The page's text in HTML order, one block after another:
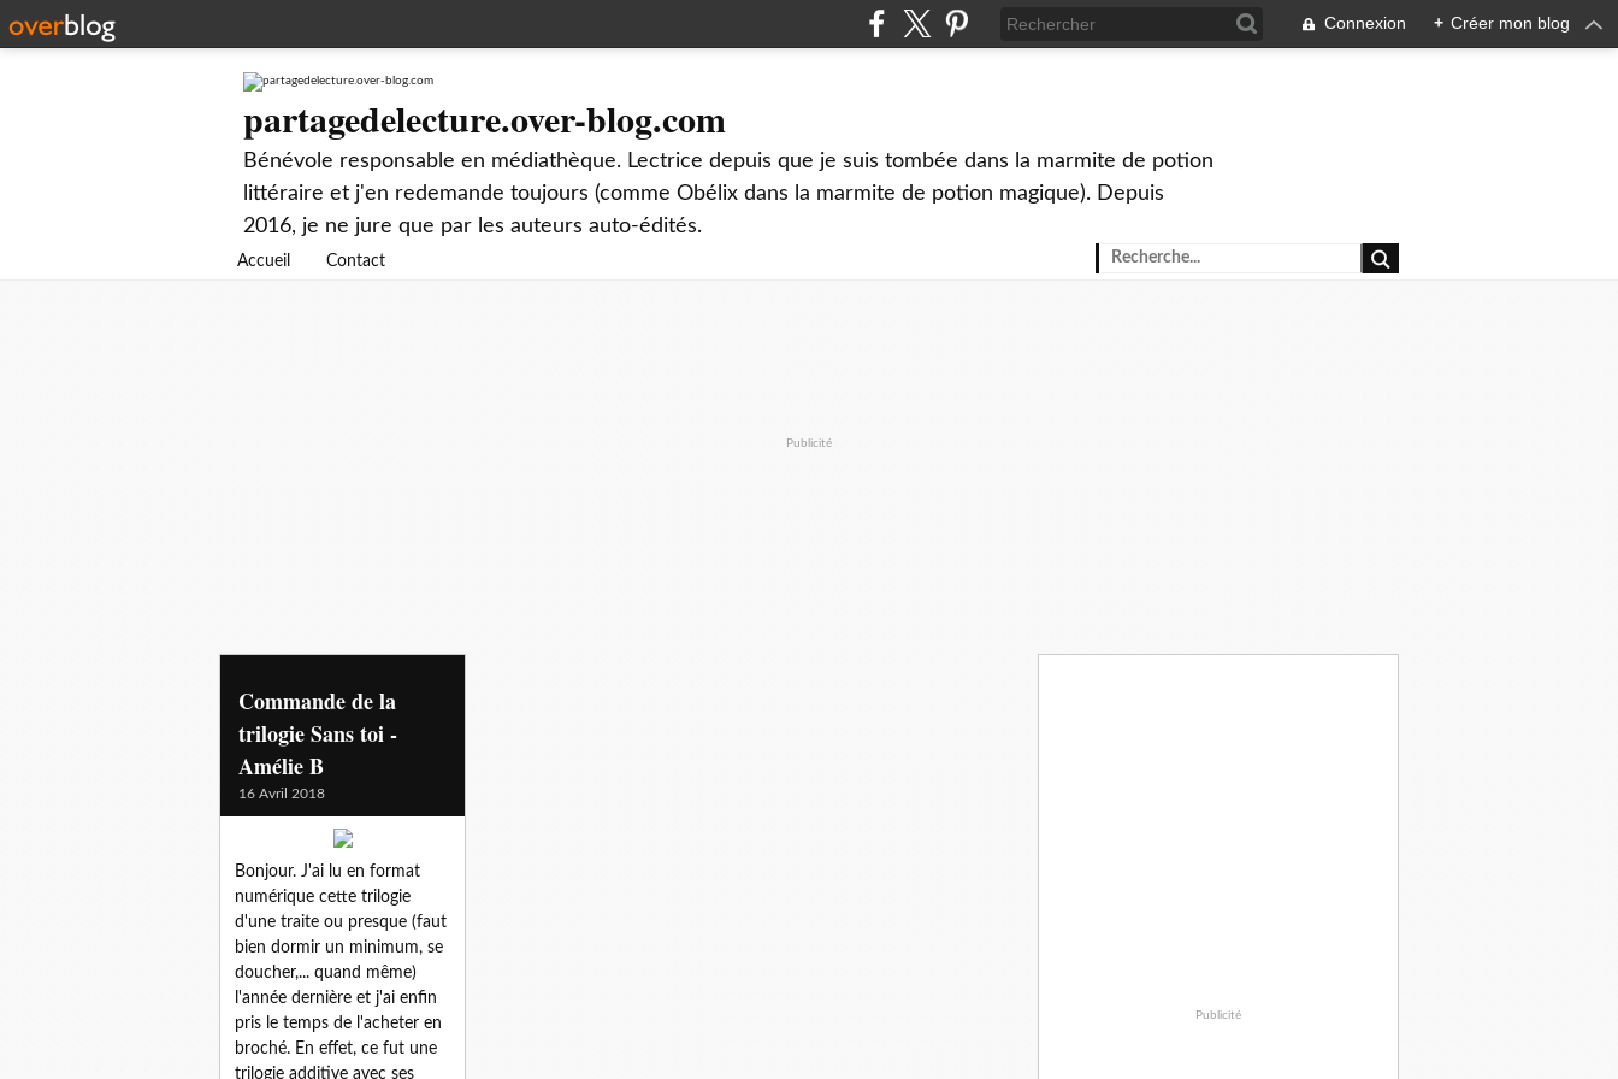
Connexion + Créer mon blog
partagedelecture.over-blog.com
Bénévole responsable en médiathèque. Lectrice depuis que je suis tombée dans la marmite de potion
littéraire et j'en redemande toujours (comme Obélix dans la marmite de potion magique). Depuis
2016, je ne jure que par les auteurs auto-édités.
Accueil Contact
Publicité
@amelieb_auteur
Commande de la
trilogie Sans toi -
Amélie B
16 Avril 2018
Bonjour. J'ai lu en format
numérique cette trilogie
d'une traite ou presque (faut
bien dormir un minimum, se
doucher,... quand même)
l'année dernière et j'ai enfin
pris le temps de l'acheter en
broché. En effet, ce fut une
trilogie additive avec ses
Publicité